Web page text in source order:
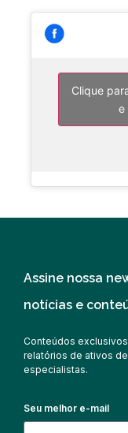
Clique
e
Assine nossa
notícias e
Conteúdos
relatórios de ativos
especialistas.
Seu melhor e-mail